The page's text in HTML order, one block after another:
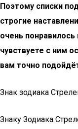
Поэтому списки
строгие
очень
чувствуете с ним
вам точно
Знак зодиака
Знаку Зодиака